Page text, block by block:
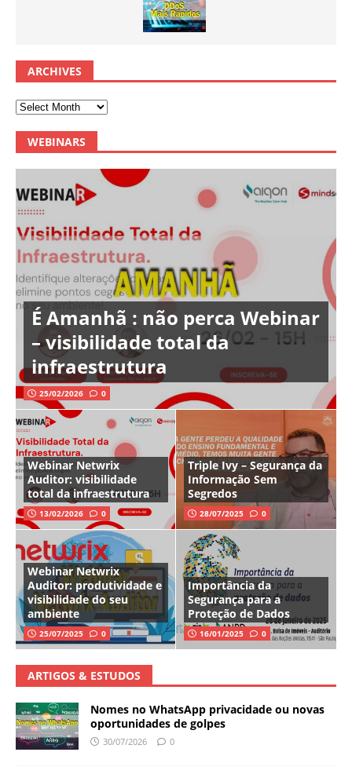
ARCHIVES
WEBINARS
É Amanhã : não perca Webinar
– visibilidade total da
infraestrutura
25/02/2026 0
Webinar Netwrix
Auditor: visibilidade
total da infraestrutura
13/02/2026 0
Triple Ivy – Segurança da
Informação Sem
Segredos
28/07/2025 0
Webinar Netwrix
Auditor: produtividade e
visibilidade do seu
ambiente
25/07/2025 0
Importância da
Segurança para a
Proteção de Dados
16/01/2025 0
ARTIGOS & ESTUDOS
Nomes no WhatsApp privacidade ou novas
oportunidades de golpes
30/07/2026 0